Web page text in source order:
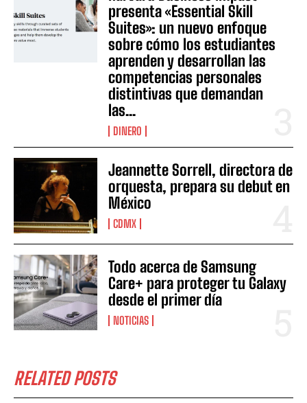
presenta «Essential Skill
Suites»: un nuevo enfoque
sobre cómo los estudiantes
aprenden y desarrollan las
competencias personales
distintivas que demandan
las...
DINERO
Jeannette Sorrell, directora de
orquesta, prepara su debut en
México
CDMX
Todo acerca de Samsung
Care+ para proteger tu Galaxy
desde el primer día
NOTICIAS
RELATED POSTS